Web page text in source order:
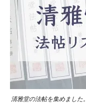
清雅堂の法帖を集めました。